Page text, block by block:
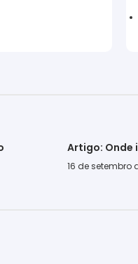
Artigo: Onde
16 de setembro